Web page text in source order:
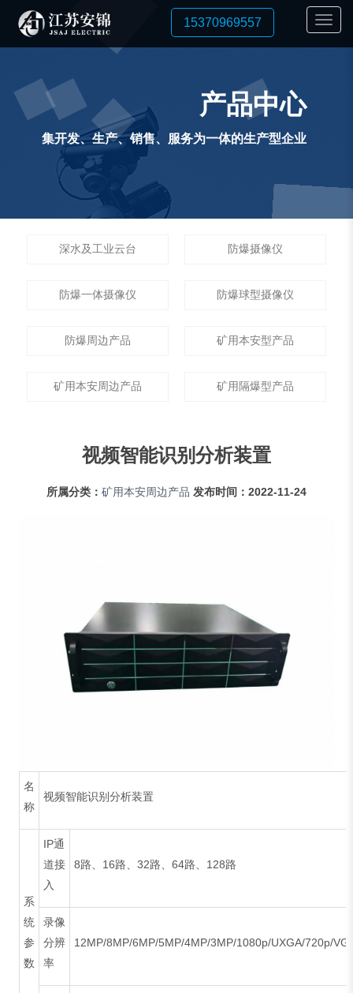
15370969557
产品中心
集开发、生产、销售、服务为一体的生产型企业
深水及工业云台 防爆摄像仪
防爆一体摄像仪 防爆球型摄像仪
防爆周边产品 矿用本安型产品
矿用本安周边产品 矿用隔爆型产品
视频智能识别分析装置
所属分类： 矿用本安周边产品 发布时间： 2022-11-24
名
称
视频智能识别分析装置
系
统
参
数
IP通
道接
入
8路、16路、32路、64路、128路
录像
分辨
率
12MP/8MP/6MP/5MP/4MP/3MP/1080p/UXGA/720p/